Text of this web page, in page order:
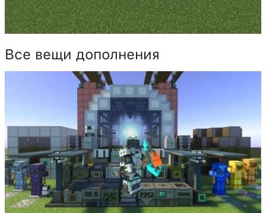
Все вещи дополнения